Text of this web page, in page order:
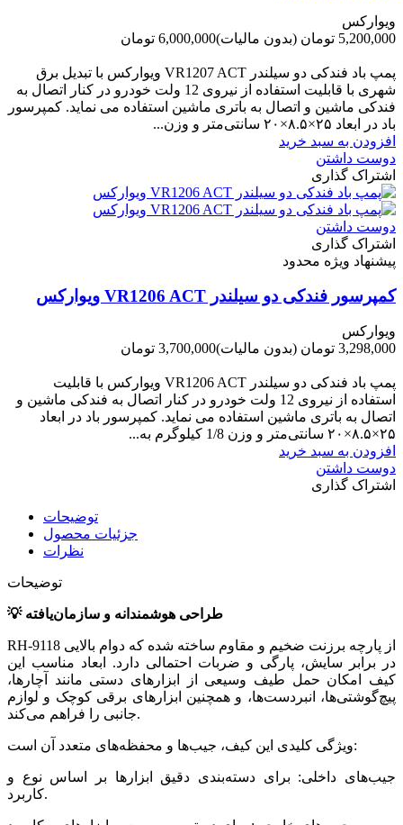
ویوارکس
5,200,000 تومان
(بدون مالیات)6,000,000 تومان
پمپ باد فندکی دو سیلندر VR1207 ACT ویوارکس با تبدیل برق
شهری با قابلیت استفاده از نیروی 12 ولت خودرو در کنار اتصال به
فندکی ماشین و اتصال به باتری ماشین استفاده می نماید. کمپرسور
باد در ابعاد ۲۵×۸.۵×۲۰ سانتی‌متر و وزن...
افزودن به سبد خرید
دوست داشتن
اشتراک گذاری
دوست داشتن
اشتراک گذاری
پیشنهاد ویژه محدود
کمپرسور فندکی دو سیلندر VR1206 ACT ویوارکس
ویوارکس
3,298,000 تومان
(بدون مالیات)3,700,000 تومان
پمپ باد فندکی دو سیلندر VR1206 ACT ویوارکس با قابلیت
استفاده از نیروی 12 ولت خودرو در کنار اتصال به فندکی ماشین و
اتصال به باتری ماشین استفاده می نماید. کمپرسور باد در ابعاد
۲۵×۸.۵×۲۰ سانتی‌متر و وزن 1/8 کیلوگرم به...
افزودن به سبد خرید
دوست داشتن
اشتراک گذاری
توضیحات
جزئیات محصول
نظرات
توضیحات
💡 طراحی هوشمندانه و سازمان‌یافته
RH‑9118 از پارچه برزنت ضخیم و مقاوم ساخته شده که دوام بالایی
در برابر سایش، پارگی و ضربات احتمالی دارد. ابعاد مناسب این
کیف امکان حمل طیف وسیعی از ابزارهای دستی مانند آچارها،
پیچ‌گوشتی‌ها، انبردست‌ها، و همچنین ابزارهای برقی کوچک و لوازم
جانبی را فراهم می‌کند.
ویژگی کلیدی این کیف، جیب‌ها و محفظه‌های متعدد آن است:
جیب‌های داخلی: برای دسته‌بندی دقیق ابزارها بر اساس نوع و
کاربرد.